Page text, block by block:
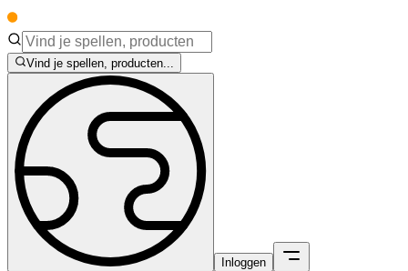
Vind je spellen, producten...
Inloggen